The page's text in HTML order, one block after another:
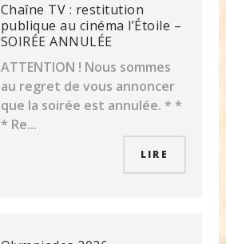
Chaîne TV : restitution
publique au cinéma l’Étoile –
SOIRÉE ANNULÉE
ATTENTION ! Nous sommes
au regret de vous annoncer
que la soirée est annulée. * *
* Re...
LIRE